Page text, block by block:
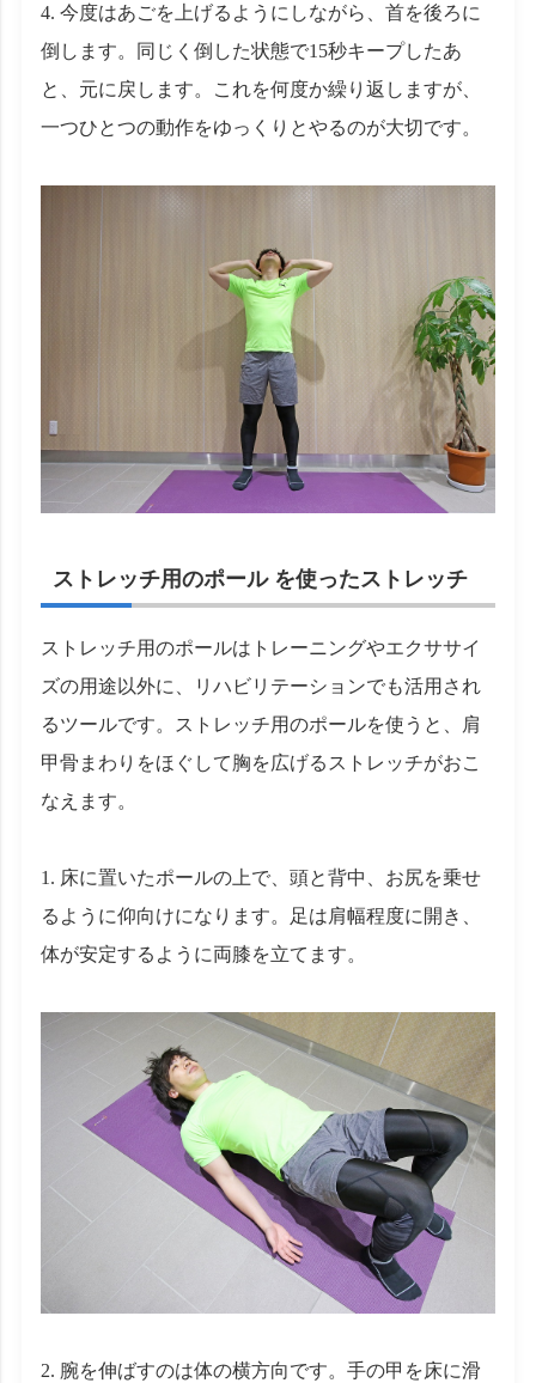
4. 今度はあごを上げるようにしながら、首を後ろに
倒します。同じく倒した状態で15秒キープしたあ
と、元に戻します。これを何度か繰り返しますが、
一つひとつの動作をゆっくりとやるのが大切です。
ストレッチ用のポール を使ったストレッチ
ストレッチ用のポールはトレーニングやエクササイ
ズの用途以外に、リハビリテーションでも活用され
るツールです。ストレッチ用のポールを使うと、肩
甲骨まわりをほぐして胸を広げるストレッチがおこ
なえます。
1. 床に置いたポールの上で、頭と背中、お尻を乗せ
るように仰向けになります。足は肩幅程度に開き、
体が安定するように両膝を立てます。
2. 腕を伸ばすのは体の横方向です。手の甲を床に滑